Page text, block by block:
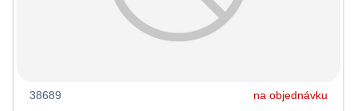
38689 na objednávku